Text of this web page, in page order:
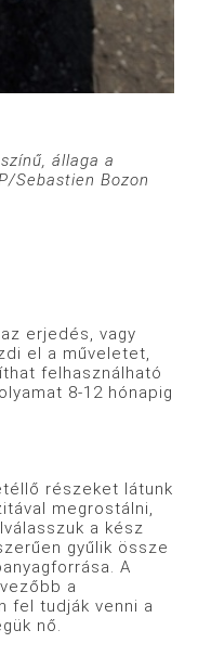
állaga a
Sebastien Bozon
erjedés, vagy
el a műveletet,
felhasználható
8-12 hónapig
részeket látunk
megrostálni,
a kész
gyűlik össze
A
a
fel tudják venni a
nő.